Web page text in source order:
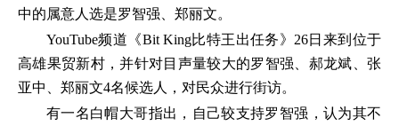
中的属意人选是罗智强、郑丽文。
YouTube频道《Bit King比特王出任务》26日来到位于
高雄果贸新村，并针对目声量较大的罗智强、郝龙斌、张
亚中、郑丽文4名候选人，对民众进行街访。
有一名白帽大哥指出，自己较支持罗智强，认为其不